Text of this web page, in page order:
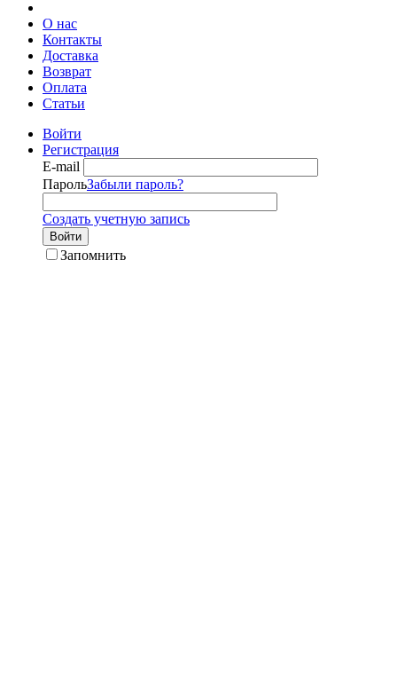
О нас
Контакты
Доставка
Возврат
Оплата
Статьи
Войти
Регистрация
E-mail
ПарольЗабыли пароль?
Создать учетную запись
Войти
Запомнить